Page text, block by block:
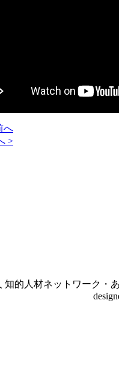
へ
>
知的人材ネットワーク・